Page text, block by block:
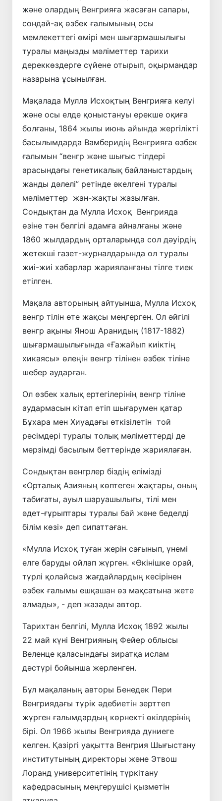
және олардың Венгрияға жасаған сапары,
сондай-ақ өзбек ғалымының осы
мемлекеттегі өмірі мен шығармашылығы
туралы маңызды мәліметтер тарихи
дереккөздерге сүйене отырып, оқырмандар
назарына ұсынылған.
Мақалада Мулла Исхоқтың Венгрияға келуі
және осы елде қоныстануы ерекше оқиға
болғаны, 1864 жылы июнь айында жергілікті
басылымдарда Вамберидің Венгрияға өзбек
ғалымын “венгр және шығыс тілдері
арасындағы генетикалық байланыстардың
жанды дәлелі” ретінде әкелгені туралы
мәліметтер жан-жақты жазылған.
Сондықтан да Мулла Исхоқ Венгрияда
өзіне тән белгілі адамға айналғаны және
1860 жылдардың орталарында сол дәуірдің
жетекші газет-журналдарында ол туралы
жиі-жиі хабарлар жарияланғаны тілге тиек
етілген.
Мақала авторының айтуынша, Мулла Исхоқ
венгр тілін өте жақсы меңгерген. Ол әйгілі
венгр ақыны Янош Аранидың (1817-1882)
шығармашылығында «Ғажайып киіктің
хикаясы» өлеңін венгр тілінен өзбек тіліне
шебер аударған.
Ол өзбек халық ертегілерінің венгр тіліне
аудармасын кітап етіп шығарумен қатар
Бұхара мен Хиуадағы өткізілетін той
рәсімдері туралы толық мәліметтерді де
мерзімді басылым беттерінде жариялаған.
Сондықтан венгрлер біздің елімізді
«Орталық Азияның көптеген жақтары, оның
табиғаты, ауыл шаруашылығы, тілі мен
әдет-ғұрыптары туралы бай және беделді
білім көзі» деп сипаттаған.
«Мулла Исхоқ туған жерін сағынып, үнемі
елге баруды ойлап жүрген. «Өкінішке орай,
түрлі қолайсыз жағдайлардың кесірінен
өзбек ғалымы ешқашан өз мақсатына жете
алмады», - деп жазады автор.
Тарихтан белгілі, Мулла Исхоқ 1892 жылы
22 май күні Венгрияның Фейер облысы
Веленце қаласындағы зиратқа ислам
дәстүрі бойынша жерленген.
Бұл мақаланың авторы Бенедек Пери
Венгриядағы түрік әдебиетін зерттеп
жүрген ғалымдардың көрнекті өкілдерінің
бірі. Ол 1966 жылы Венгрияда дүниеге
келген. Қазіргі уақытта Венгрия Шығыстану
институтының директоры және Этвош
Лоранд университетінің түркітану
кафедрасының меңгерушісі қызметін